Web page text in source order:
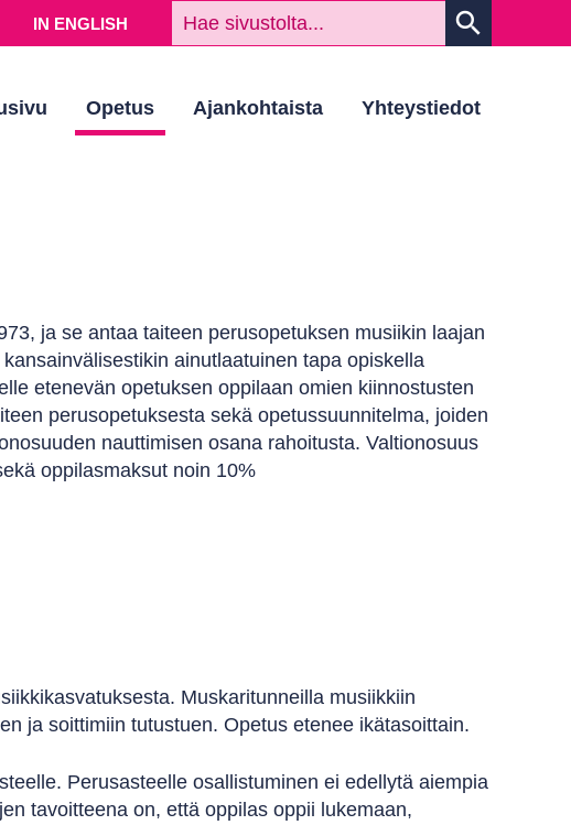
IN ENGLISH search
Opetus Ajankohtaista Yhteystiedot
ja se antaa taiteen perusopetuksen musiikin laajan
ainutlaatuinen tapa opiskella
etenevän opetuksen oppilaan omien kiinnostusten
perusopetuksesta sekä opetussuunnitelma, joiden
nauttimisen osana rahoitusta. Valtionosuus
oppilasmaksut noin 10%
Muskaritunneilla musiikkiin
ja soittimiin tutustuen. Opetus etenee ikätasoittain.
Perusasteelle osallistuminen ei edellytä aiempia
tavoitteena on, että oppilas oppii lukemaan,